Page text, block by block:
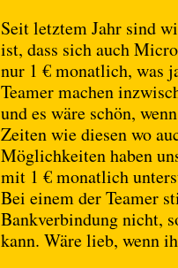
Seit letztem Jahr sind
ist, dass sich auch
nur 1 € monatlich, was
Teamer machen
und es wäre schön,
Zeiten wie diesen wo
Möglichkeiten haben
mit 1 € monatlich
Bei einem der Teamer
Bankverbindung nicht,
kann. Wäre lieb, wenn